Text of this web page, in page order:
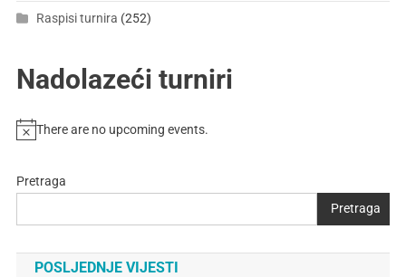
Raspisi turnira (252)
Nadolazeći turniri
There are no upcoming events.
Pretraga
Pretraga
POSLJEDNJE VIJESTI